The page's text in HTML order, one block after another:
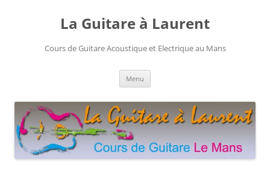
La Guitare à Laurent
Cours de Guitare Acoustique et Electrique au Mans
Menu